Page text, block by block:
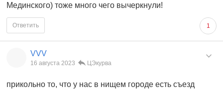
Мединского) тоже много чего вычеркнули!
1
Ответить
VVV
16 августа 2023 ЦЭкурва
прикольно то, что у нас в нищем городе есть съезд